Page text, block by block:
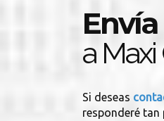
a Maxi
Si deseas
responderé tan